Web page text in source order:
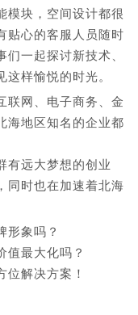
模块，空间设计都很
贴心的客服人员随时
一起探讨新技术、
样愉悦的时光。
联网、电子商务、金
海地区知名的企业都
有远大梦想的创业
同时也在加速着北海
形象吗？
值最大化吗？
解决方案！